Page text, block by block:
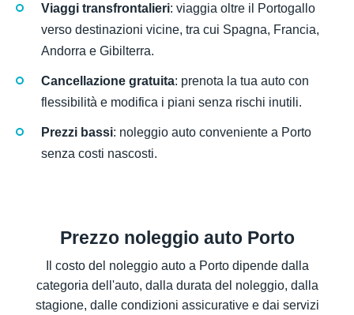
Viaggi transfrontalieri: viaggia oltre il Portogallo
verso destinazioni vicine, tra cui Spagna, Francia,
Andorra e Gibilterra.
Cancellazione gratuita: prenota la tua auto con
flessibilità e modifica i piani senza rischi inutili.
Prezzi bassi: noleggio auto conveniente a Porto
senza costi nascosti.
Prezzo noleggio auto Porto
Il costo del noleggio auto a Porto dipende dalla
categoria dell'auto, dalla durata del noleggio, dalla
stagione, dalle condizioni assicurative e dai servizi